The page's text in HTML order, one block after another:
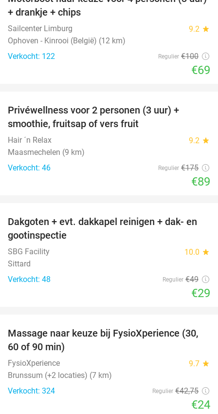
+ drankje + chips
Sailcenter Limburg 9.2 star
Ophoven - Kinrooi (België) (12 km)
Verkocht: 122
Regulier €100
€69
Privéwellness voor 2 personen (3 uur) +
smoothie, fruitsap of vers fruit
Hair ´n Relax 9.2 star
Maasmechelen (9 km)
Verkocht: 46
Regulier €175
€89
41%
Dakgoten + evt. dakkapel reinigen + dak- en
gootinspectie
SBG Facility 10.0 star
Sittard
Verkocht: 48
Regulier €49
€29
44%
Massage naar keuze bij FysioXperience (30,
60 of 90 min)
FysioXperience 9.7 star
Brunssum (+2 locaties) (7 km)
Verkocht: 324
Regulier €42,75
€24